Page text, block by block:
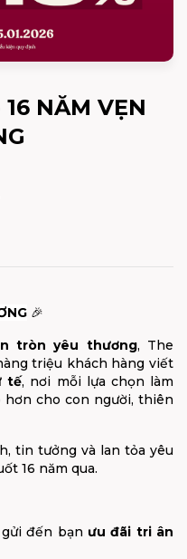
NĂM VẸN
🎉
tròn yêu thương, The
triệu khách hàng viết
tế, nơi mỗi lựa chọn làm
cho con người, thiên
tin tưởng và lan tỏa yêu
16 năm qua.
đến bạn ưu đãi tri ân